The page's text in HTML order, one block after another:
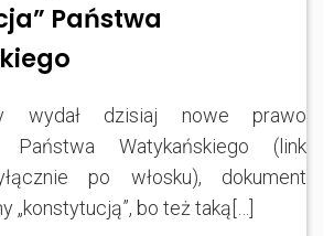
Państwa
wydał dzisiaj nowe prawo
Państwa Watykańskiego (link
po włosku), dokument
„konstytucją”, bo też taką[…]